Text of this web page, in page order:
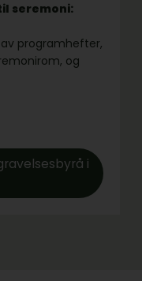
seremoni:
programhefter,
og
i